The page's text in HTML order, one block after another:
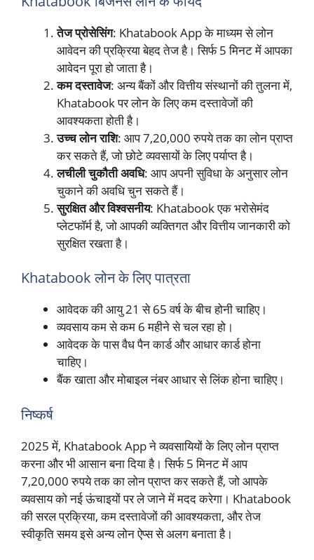
तेज प्रोसेसिंग: Khatabook App के माध्यम से लोन
आवेदन की प्रक्रिया बेहद तेज है। सिर्फ 5 मिनट में आपका
आवेदन पूरा हो जाता है।
कम दस्तावेज: अन्य बैंकों और वित्तीय संस्थानों की तुलना में,
Khatabook पर लोन के लिए कम दस्तावेजों की
आवश्यकता होती है।
उच्च लोन राशि: आप 7,20,000 रुपये तक का लोन प्राप्त
कर सकते हैं, जो छोटे व्यवसायों के लिए पर्याप्त है।
लचीली चुकौती अवधि: आप अपनी सुविधा के अनुसार लोन
चुकाने की अवधि चुन सकते हैं।
सुरक्षित और विश्वसनीय: Khatabook एक भरोसेमंद
प्लेटफॉर्म है, जो आपकी व्यक्तिगत और वित्तीय जानकारी को
सुरक्षित रखता है।
Khatabook लोन के लिए पात्रता
आवेदक की आयु 21 से 65 वर्ष के बीच होनी चाहिए।
व्यवसाय कम से कम 6 महीने से चल रहा हो।
आवेदक के पास वैध पैन कार्ड और आधार कार्ड होना
चाहिए।
बैंक खाता और मोबाइल नंबर आधार से लिंक होना चाहिए।
निष्कर्ष
2025 में, Khatabook App ने व्यवसायियों के लिए लोन प्राप्त
करना और भी आसान बना दिया है। सिर्फ 5 मिनट में आप
7,20,000 रुपये तक का लोन प्राप्त कर सकते हैं, जो आपके
व्यवसाय को नई ऊंचाइयों पर ले जाने में मदद करेगा। Khatabook
की सरल प्रक्रिया, कम दस्तावेजों की आवश्यकता, और तेज
स्वीकृति समय इसे अन्य लोन ऐप्स से अलग बनाता है।